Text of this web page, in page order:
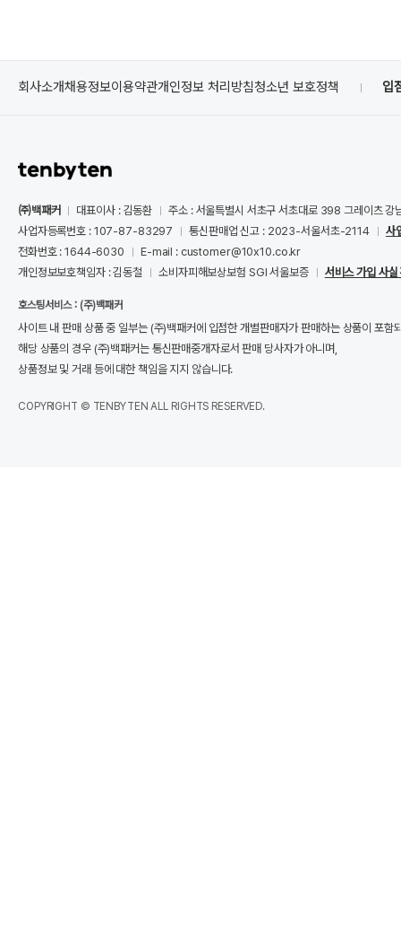
회사소개채용정보이용약관개인정보 처리방침청소년 보호정책 입
㈜백패커 대표이사 : 김동환
주소 : 서울특별시 서초구 서초대로 398 그레이츠 강
사업자등록번호 : 107-87-83297
통신판매업 신고 : 2023-서울서초-2114
사
전화번호 : 1644-6030
E-mail : customer@10x10.co.kr
개인정보보호책임자 : 김동철
소비자피해보상보험 SGI 서울보증 서비스 가입 사실
호스팅서비스 : (주)백패커
사이트 내 판매 상품 중 일부는 (주)백패커에 입점한 개별판매자가 판매하는 상품이 포함
해당 상품의 경우 (주)백패커는 통신판매중개자로서 판매 당사자가 아니며,
상품정보 및 거래 등에 대한 책임을 지지 않습니다.
COPYRIGHT © TENBYTEN ALL RIGHTS RESERVED.